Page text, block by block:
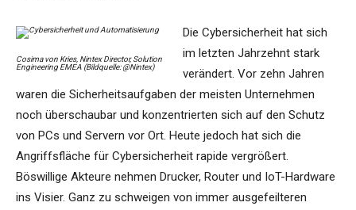
Cosima von Kries, Nintex Director, Solution
Engineering EMEA (Bildquelle: @Nintex)
Die Cybersicherheit hat sich
im letzten Jahrzehnt stark
verändert. Vor zehn Jahren
waren die Sicherheitsaufgaben der meisten Unternehmen
noch überschaubar und konzentrierten sich auf den Schutz
von PCs und Servern vor Ort. Heute jedoch hat sich die
Angriffsfläche für Cybersicherheit rapide vergrößert.
Böswillige Akteure nehmen Drucker, Router und IoT-Hardware
ins Visier. Ganz zu schweigen von immer ausgefeilteren